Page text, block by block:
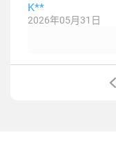
K**
2026年05月31日